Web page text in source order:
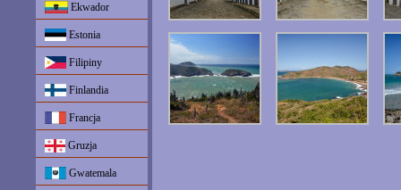
Ekwador
Estonia
Filipiny
Finlandia
Francja
Gruzja
Gwatemala